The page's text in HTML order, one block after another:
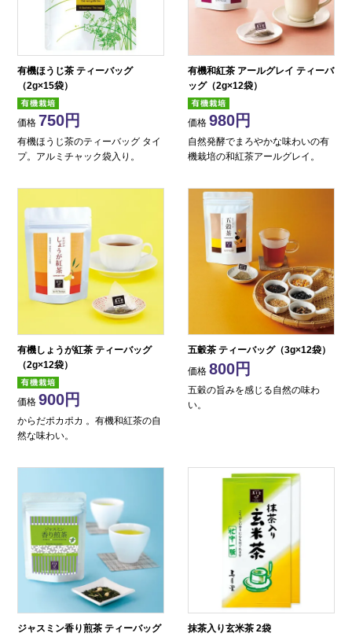
有機ほうじ茶 ティーバッグ
（2g×15袋）
価格 750
有機ほうじ茶のティーバッグ タイ
プ。アルミチャック袋入り。
有機和紅茶 アールグレイ ティーバ
ッグ（2g×12袋）
価格 980
自然発酵でまろやかな味わいの有
機栽培の和紅茶アールグレイ。
有機しょうが紅茶 ティーバッグ
（2g×12袋）
価格 900
からだポカポカ 。有機和紅茶の自
然な味わい。
五穀茶 ティーバッグ（3g×12袋）
価格 800
五穀の旨みを感じる自然の味わ
い。
ジャスミン香り煎茶 ティーバッグ
抹茶入り玄米茶 2袋